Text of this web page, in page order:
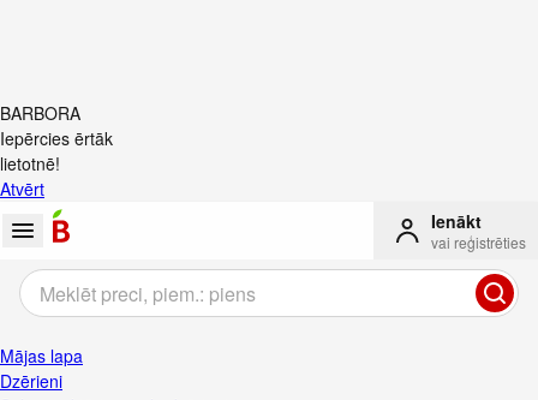
BARBORA
Iepērcies ērtāk
lietotnē!
Atvērt
Ienākt
vai reģistrēties
Mājas lapa
Dzērieni